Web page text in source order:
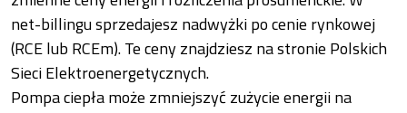
net-billingu sprzedajesz nadwyżki po cenie rynkowej
(RCE lub RCEm). Te ceny znajdziesz na stronie Polskich
Sieci Elektroenergetycznych.
Pompa ciepła może zmniejszyć zużycie energii na